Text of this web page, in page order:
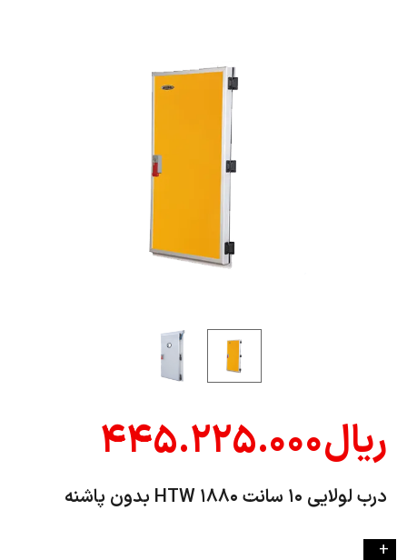
ریال۴۴۵.۲۲۵.۰۰۰
درب لولايي ۱۰ سانت ۱۸۸۰ HTW بدون پاشنه
+